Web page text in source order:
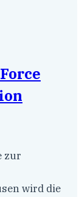
zur
wird die